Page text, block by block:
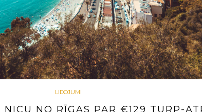
LIDOJUMI
NO RĪGAS PAR €129 TURP-